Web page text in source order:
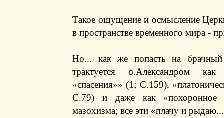
Такое ощущение и осмысление
в пространстве временного мира -
Но... как же попасть на
трактуется о.Александром
«спасения»» (1; С.159),
С.79) и даже как «похоронное
мазохизма; все эти «плачу и